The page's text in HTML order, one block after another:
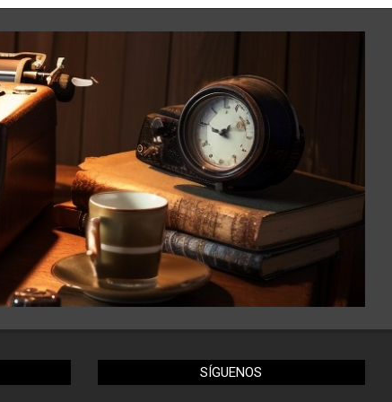
SÍGUENOS